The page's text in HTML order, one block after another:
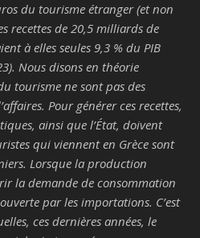
du tourisme étranger (et non
recettes de 20,5 milliards de
à elles seules 9,3 % du PIB
Nous disons en théorie
tourisme ne sont pas des
Pour générer ces recettes,
ainsi que l’État, doivent
qui viennent en Grèce sont
Lorsque la production
la demande de consommation
par les importations. C’est
ces dernières années, le